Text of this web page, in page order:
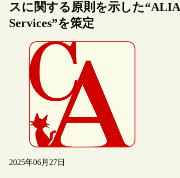
スに関する原則を示した
Services”を策定
2025年06月27日